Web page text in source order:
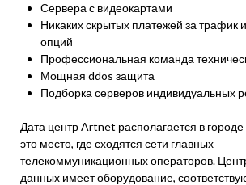
Сервера с видеокартами
Никаких скрытых платежей за трафик
опций
Профессиональная команда
Мощная ddos защита
Подборка серверов индивидуальных
Дата центр Artnet располагается в
это место, где сходятся сети главных
телекоммуникационных операторов.
данных имеет оборудование,